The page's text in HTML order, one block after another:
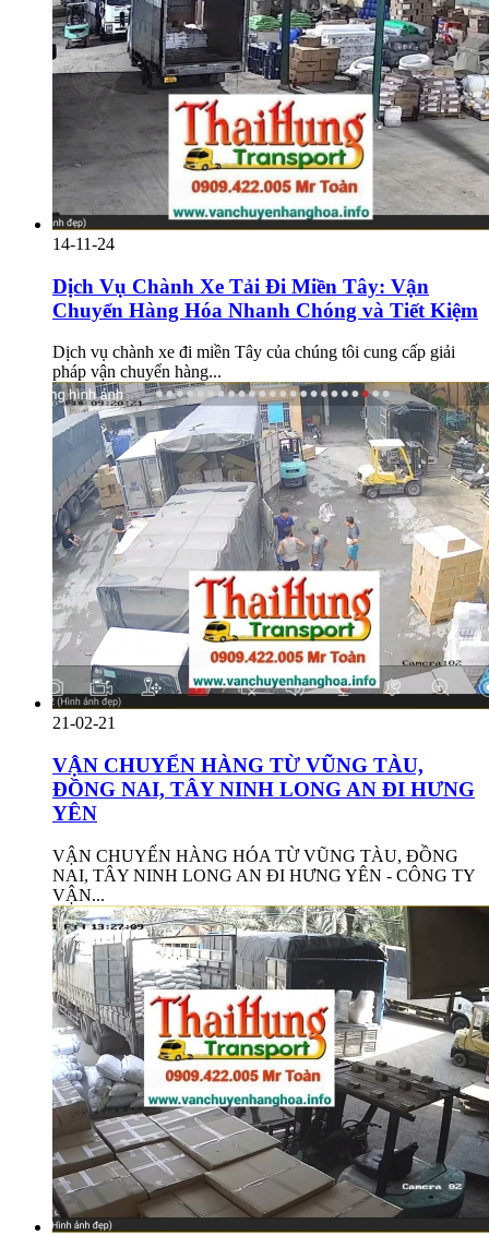
14-11-24
Dịch Vụ Chành Xe Tải Đi Miền Tây: Vận
Chuyển Hàng Hóa Nhanh Chóng và Tiết Kiệm
Dịch vụ chành xe đi miền Tây của chúng tôi cung cấp giải
pháp vận chuyển hàng...
21-02-21
VẬN CHUYỂN HÀNG TỪ VŨNG TÀU,
ĐỒNG NAI, TÂY NINH LONG AN ĐI HƯNG
YÊN
VẬN CHUYỂN HÀNG HÓA TỪ VŨNG TÀU, ĐỒNG
NAI, TÂY NINH LONG AN ĐI HƯNG YÊN - CÔNG TY
VẬN...